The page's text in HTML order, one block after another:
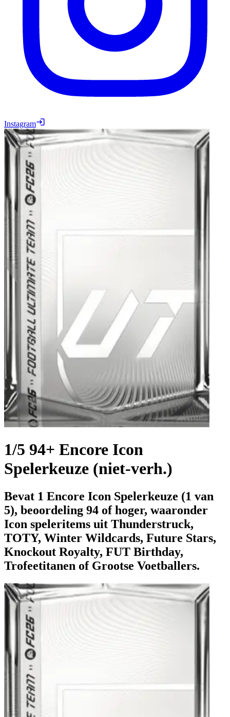
Instagram
1/5 94+ Encore Icon
Spelerkeuze (niet-verh.)
Bevat 1 Encore Icon Spelerkeuze (1 van
5), beoordeling 94 of hoger, waaronder
Icon speleritems uit Thunderstruck,
TOTY, Winter Wildcards, Future Stars,
Knockout Royalty, FUT Birthday,
Trofeetitanen of Grootse Voetballers.